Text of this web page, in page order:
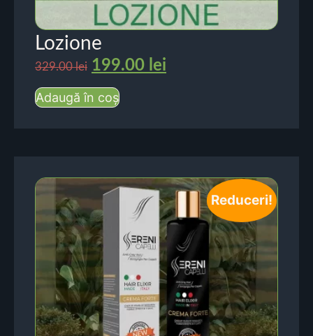
Lozione
329.00lei 199.00 lei
Adaugă în coș
Reduceri!